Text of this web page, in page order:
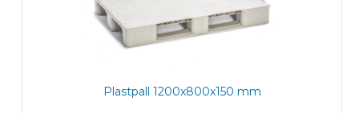
Plastpall 1200x800x150 mm